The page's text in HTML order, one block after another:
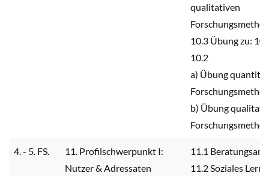
qualitativen
10.3 Übung zu:
10.2
a) Übung
b) Übung
4. - 5. FS.
11. Profilschwerpunkt I:
Nutzer & Adressaten
11.1
11.2 Soziales